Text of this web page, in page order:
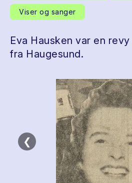
Viser og sanger
Eva Hausken var en
fra Haugesund.
❮